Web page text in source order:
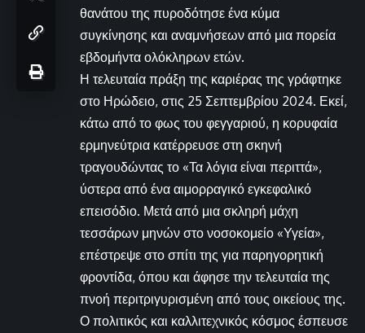
θανάτου της πυροδότησε ένα κύμα
συγκίνησης και αναμνήσεων από μια πορεία
εβδομήντα ολόκληρων ετών.
Η τελευταία πράξη της καριέρας της γράφτηκε
στο Ηρώδειο, στις 25 Σεπτεμβρίου 2024. Εκεί,
κάτω από το φως του φεγγαριού, η κορυφαία
ερμηνεύτρια κατέρρευσε στη σκηνή
τραγουδώντας το «Τα λόγια είναι περιττά»,
ύστερα από ένα αιμορραγικό εγκεφαλικό
επεισόδιο. Μετά από μια σκληρή μάχη
τεσσάρων μηνών στο νοσοκομείο «Υγεία»,
επέστρεψε στο σπίτι της για παρηγορητική
φροντίδα, όπου και άφησε την τελευταία της
πνοή περιτριγυρισμένη από τους οικείους της.
Ο πολιτικός και καλλιτεχνικός κόσμος έσπευσε